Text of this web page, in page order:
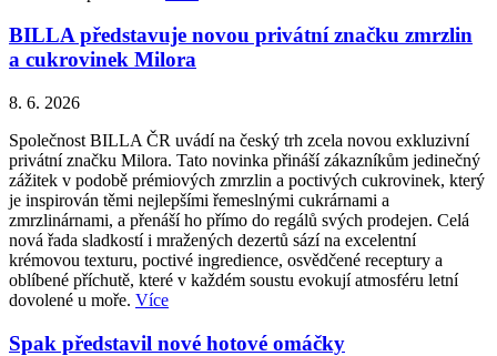
BILLA představuje novou privátní značku zmrzlin
a cukrovinek Milora
8. 6. 2026
Společnost BILLA ČR uvádí na český trh zcela novou exkluzivní
privátní značku Milora. Tato novinka přináší zákazníkům jedinečný
zážitek v podobě prémiových zmrzlin a poctivých cukrovinek, který
je inspirován těmi nejlepšími řemeslnými cukrárnami a
zmrzlinárnami, a přenáší ho přímo do regálů svých prodejen. Celá
nová řada sladkostí i mražených dezertů sází na excelentní
krémovou texturu, poctivé ingredience, osvědčené receptury a
oblíbené příchutě, které v každém soustu evokují atmosféru letní
dovolené u moře. Více
Spak představil nové hotové omáčky